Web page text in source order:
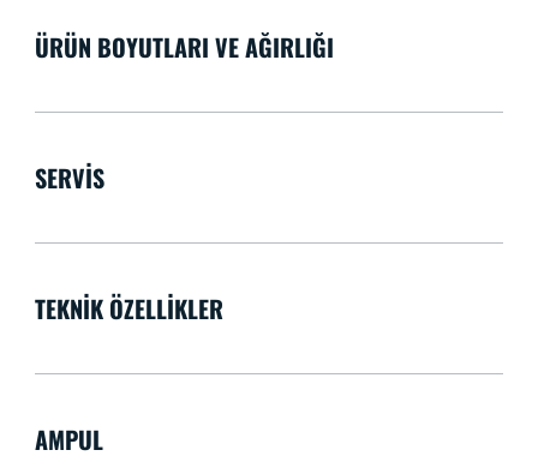
ÜRÜN BOYUTLARI VE AĞIRLIĞI
SERVIS
TEKNIK ÖZELLIKLER
AMPUL